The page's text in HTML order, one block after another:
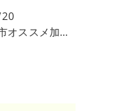
愛知県東海市オススメ加圧パーソナルトレーニングジム One❣️